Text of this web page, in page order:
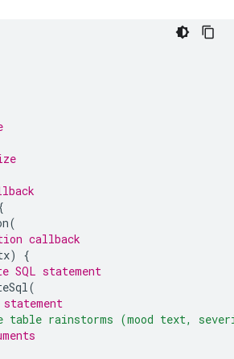
(
callback
)
{
SQL statement
(
table rainstorms (mood text,